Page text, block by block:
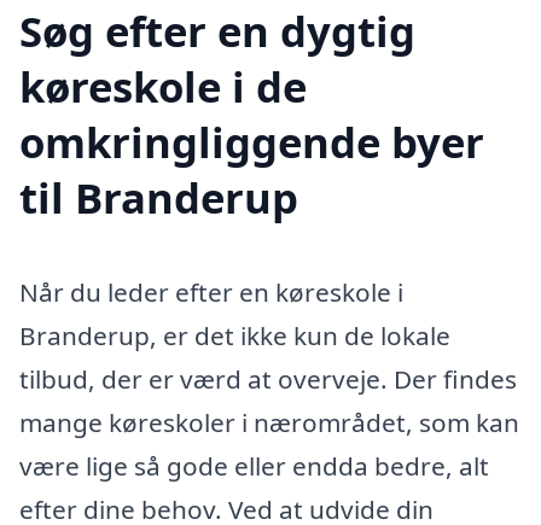
Søg efter en dygtig
køreskole i de
omkringliggende byer
til Branderup
Når du leder efter en køreskole i
Branderup, er det ikke kun de lokale
tilbud, der er værd at overveje. Der findes
mange køreskoler i nærområdet, som kan
være lige så gode eller endda bedre, alt
efter dine behov. Ved at udvide din